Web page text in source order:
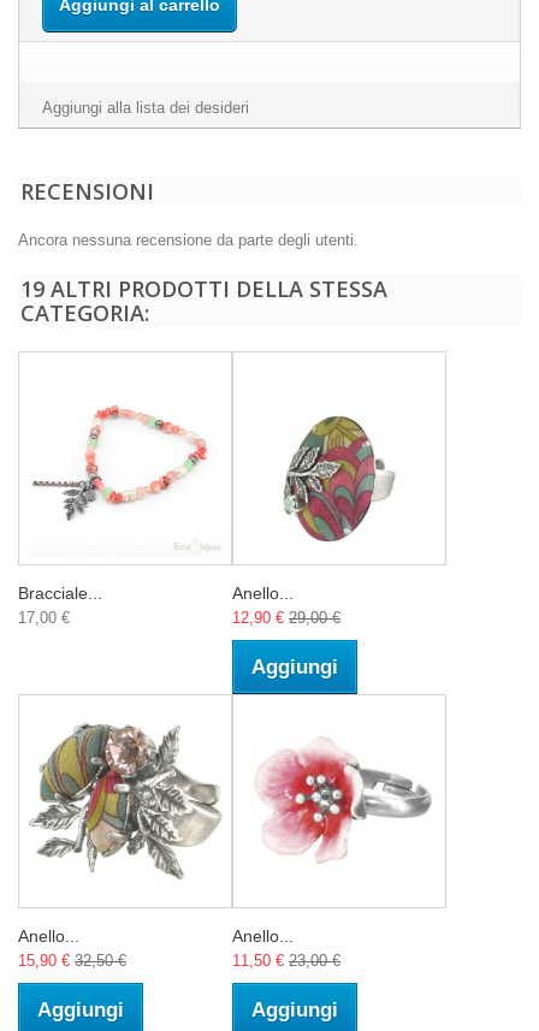
Aggiungi al carrello
Aggiungi alla lista dei desideri
RECENSIONI
Ancora nessuna recensione da parte degli utenti.
19 ALTRI PRODOTTI DELLA STESSA
CATEGORIA:
Bracciale...
17,00 €
Anello...
12,90 € 29,00 €
Aggiungi
Anello...
15,90 € 32,50 €
Aggiungi
Anello...
11,50 € 23,00 €
Aggiungi